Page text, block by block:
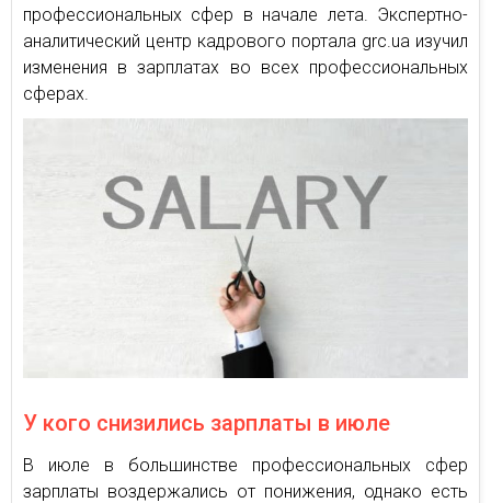
профессиональных сфер в начале лета. Экспертно-
аналитический центр кадрового портала grc.ua изучил
изменения в зарплатах во всех профессиональных
сферах.
У кого снизились зарплаты в июле
В июле в большинстве профессиональных сфер
зарплаты воздержались от понижения, однако есть